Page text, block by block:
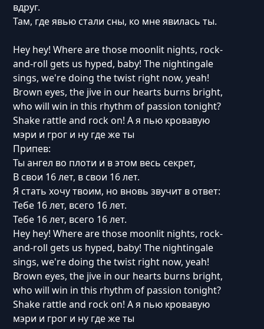
вдруг.
Там, где явью стали сны, ко мне явилась ты.
Hey hey! Where are those moonlit nights, rock-
and-roll gets us hyped, baby! The nightingale
sings, we're doing the twist right now, yeah!
Brown eyes, the jive in our hearts burns bright,
who will win in this rhythm of passion tonight?
Shake rattle and rock on! А я пью кровавую
мэри и грог и ну где же ты
Припев:
Ты ангел во плоти и в этом весь секрет,
В свои 16 лет, в свои 16 лет.
Я стать хочу твоим, но вновь звучит в ответ:
Тебе 16 лет, всего 16 лет.
Тебе 16 лет, всего 16 лет.
Hey hey! Where are those moonlit nights, rock-
and-roll gets us hyped, baby! The nightingale
sings, we're doing the twist right now, yeah!
Brown eyes, the jive in our hearts burns bright,
who will win in this rhythm of passion tonight?
Shake rattle and rock on! А я пью кровавую
мэри и грог и ну где же ты